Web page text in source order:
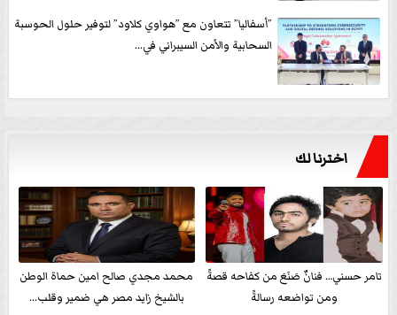
”أسفاليا” تتعاون مع ”هواوي كلاود” لتوفير حلول الحوسبة
السحابية والأمن السيبراني في...
اخترنا لك
تامر حسني… فنانٌ صَنَعَ من كفاحه قصةً
ومن تواضعه رسالةً
محمد مجدي صالح امين حماة الوطن
بالشيخ زايد مصر هي ضمير وقلب...